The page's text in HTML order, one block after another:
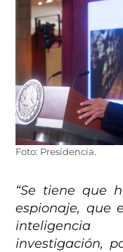
Foto: Presidencia.
“Se tiene que
espionaje, que
investigación,